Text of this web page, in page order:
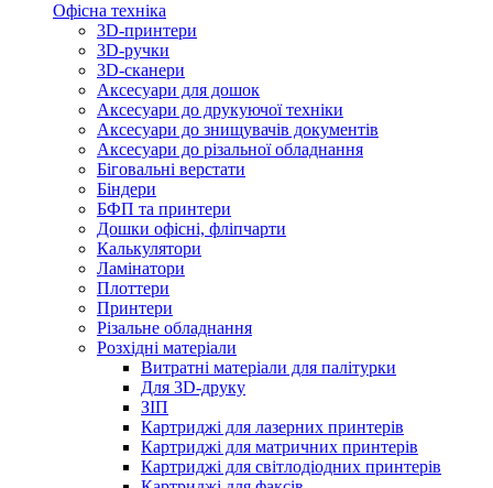
Офісна техніка
3D-принтери
3D-ручки
3D-сканери
Аксесуари для дошок
Аксесуари до друкуючої техніки
Аксесуари до знищувачів документів
Аксесуари до різальної обладнання
Біговальні верстати
Біндери
БФП та принтери
Дошки офісні, фліпчарти
Калькулятори
Ламінатори
Плоттери
Принтери
Різальне обладнання
Розхідні матеріали
Витратні матеріали для палітурки
Для 3D-друку
ЗІП
Картриджі для лазерних принтерів
Картриджі для матричних принтерів
Картриджі для світлодіодних принтерів